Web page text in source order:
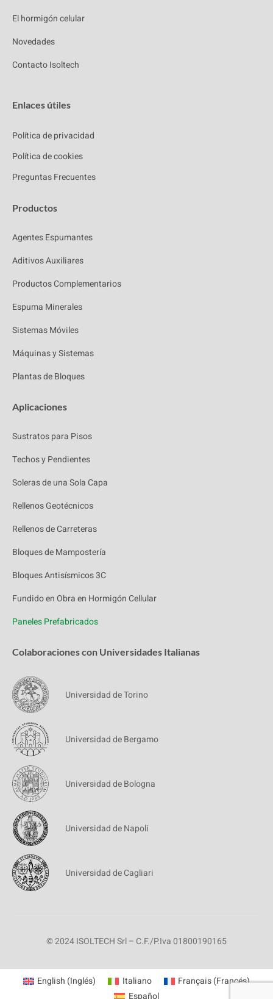
El hormigón celular
Novedades
Contacto Isoltech
Enlaces útiles
Política de privacidad
Política de cookies
Preguntas Frecuentes
Productos
Agentes Espumantes
Aditivos Auxiliares
Productos Complementarios
Espuma Minerales
Sistemas Móviles
Máquinas y Sistemas
Plantas de Bloques
Aplicaciones
Sustratos para Pisos
Techos y Pendientes
Soleras de una Sola Capa
Rellenos Geotécnicos
Rellenos de Carreteras
Bloques de Mampostería
Bloques Antisísmicos 3C
Fundido en Obra en Hormigón Cellular
Paneles Prefabricados
Colaboraciones con Universidades Italianas
Universidad de Torino
Universidad de Bergamo
Universidad de Bologna
Universidad de Napoli
Universidad de Cagliari
© 2024 ISOLTECH Srl – C.F./P.Iva 01800190165
English (Inglés) Italiano Français(Francés)